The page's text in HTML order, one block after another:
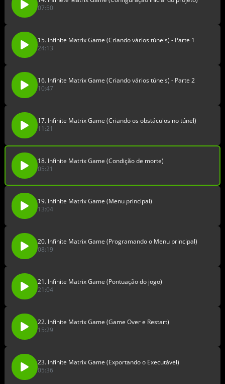
07:50
15. Infinite Matrix Game (Criando vários túneis) - Parte 1
24:13
16. Infinite Matrix Game (Criando vários túneis) - Parte 2
10:47
17. Infinite Matrix Game (Criando os obstáculos no túnel)
11:21
18. Infinite Matrix Game (Condição de morte)
05:21
19. Infinite Matrix Game (Menu principal)
13:04
20. Infinite Matrix Game (Programando o Menu principal)
08:19
21. Infinite Matrix Game (Pontuação do jogo)
21:04
22. Infinite Matrix Game (Game Over e Restart)
15:29
23. Infinite Matrix Game (Exportando o Executável)
05:36